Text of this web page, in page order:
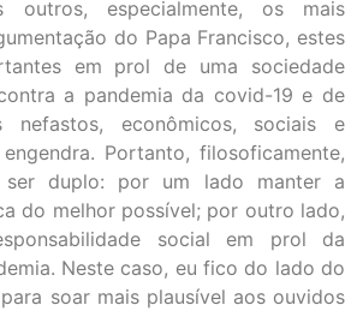
outros, especialmente, os mais
do Papa Francisco, estes
em prol de uma sociedade
a pandemia da covid-19 e de
econômicos, sociais e
Portanto, filosoficamente,
duplo: por um lado manter a
do melhor possível; por outro lado,
social em prol da
Neste caso, eu fico do lado do
soar mais plausível aos ouvidos